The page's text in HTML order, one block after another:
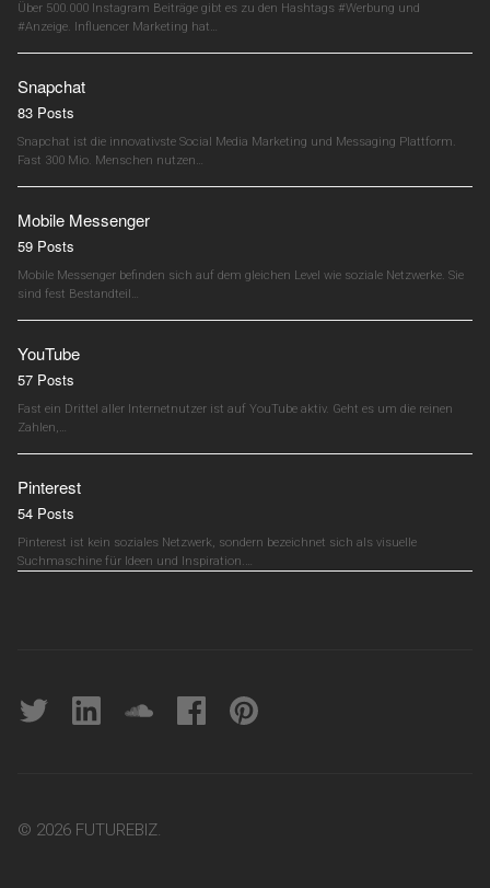
Über 500.000 Instagram Beiträge gibt es zu den Hashtags #Werbung und
#Anzeige. Influencer Marketing hat…
Snapchat
83 Posts
Snapchat ist die innovativste Social Media Marketing und Messaging Plattform.
Fast 300 Mio. Menschen nutzen…
Mobile Messenger
59 Posts
Mobile Messenger befinden sich auf dem gleichen Level wie soziale Netzwerke. Sie
sind fest Bestandteil…
YouTube
57 Posts
Fast ein Drittel aller Internetnutzer ist auf YouTube aktiv. Geht es um die reinen
Zahlen,…
Pinterest
54 Posts
Pinterest ist kein soziales Netzwerk, sondern bezeichnet sich als visuelle
Suchmaschine für Ideen und Inspiration.…
Twitter linkedin soundcloudFacebookpinterest
© 2026 FUTUREBIZ.